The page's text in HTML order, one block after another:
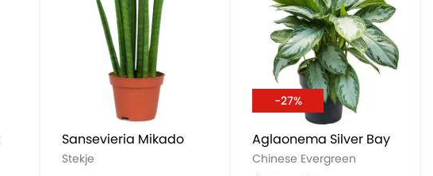
Sansevieria Mikado
Stekje
-27%
Aglaonema Silver Bay
Chinese Evergreen